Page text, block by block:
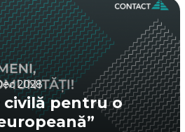
2028
civilă pentru o